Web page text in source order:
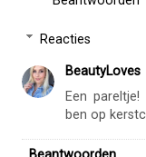
Reacties
BeautyLoves
Een
ben op